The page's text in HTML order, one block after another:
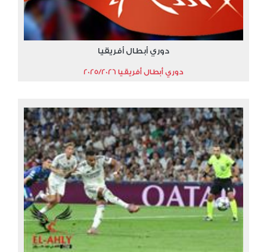
دوري أبطال أفريقيا
دوري أبطال أفريقيا 2025/2026